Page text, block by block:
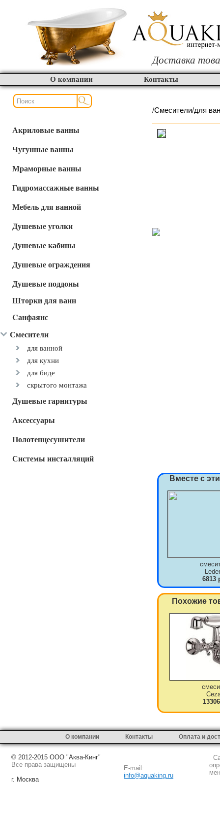
Доставка
О компании Контакты
Акриловые ванны
Чугунные ванны
Мраморные ванны
Гидромассажные ванны
Мебель для ванной
Душевые уголки
Душевые кабины
Душевые ограждения
Душевые поддоны
Шторки для ванн
Cанфаянс
Смесители
для ванной
для кухни
для биде
скрытого монтажа
Душевые гарнитуры
Аксессуары
Полотенцесушители
Системы инсталляций
/Смесители/для
Вместе с
6813
Похожие
О компании Контакты Оплата и
© 2012-2015 ООО "Аква-Кинг"
Все права защищены
г. Москва
E-mail:
info@aquaking.ru